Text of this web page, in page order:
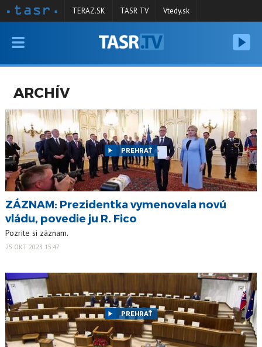
VYSIELANIE
SPRAVODAJSTVO
KONTAKT
ARCHÍV
TERAZ.SK TASR TV Vtedy.sk
ARCHÍV
PREHRAŤ
ZÁZNAM: Prezidentka vymenovala novú
vládu, povedie ju R. Fico
Pozrite si záznam.
25 OKT 2023 15:47
PREHRAŤ